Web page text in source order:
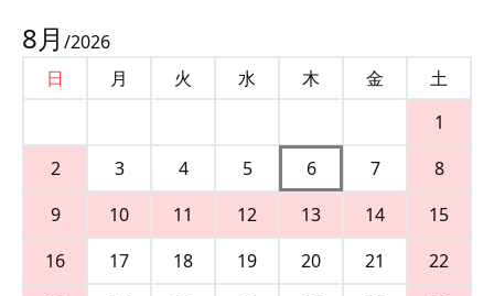
8月 /2026
日
月 火 水 木 金
土
1
2
3 4 5 6 7
8
9
10 11 12 13 14
15
16
17 18 19 20 21
22